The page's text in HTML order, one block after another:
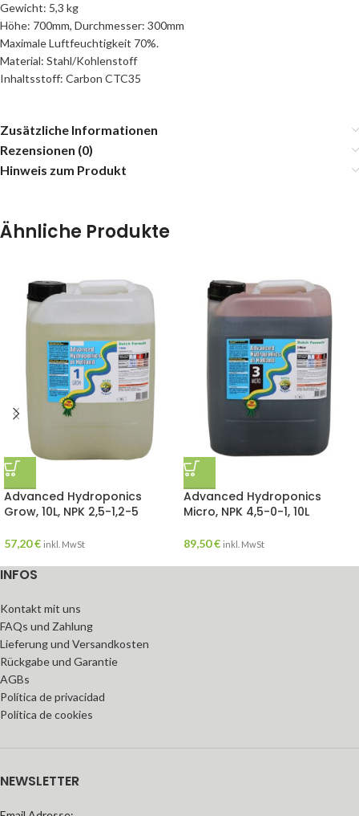
Gewicht: 5,3 kg
Höhe: 700mm, Durchmesser: 300mm
Maximale Luftfeuchtigkeit 70%.
Material: Stahl/Kohlenstoff
Inhaltsstoff: Carbon CTC35
Zusätzliche Informationen
Rezensionen (0)
Hinweis zum Produkt
Ähnliche Produkte
Advanced Hydroponics
Grow, 10L, NPK 2,5-1,2-5
57,20€ inkl. MwSt
Advanced Hydroponics
Micro, NPK 4,5-0-1, 10L
89,50€ inkl. MwSt
INFOS
Kontakt mit uns
FAQs und Zahlung
Lieferung und Versandkosten
Rückgabe und Garantie
AGBs
Política de privacidad
Política de cookies
NEWSLETTER